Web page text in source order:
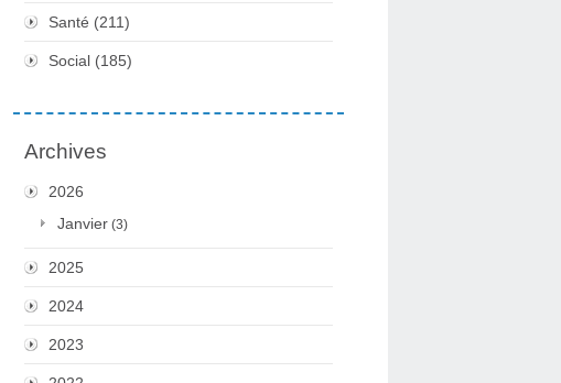
Santé (211)
Social (185)
Archives
2026
Janvier (3)
2025
2024
2023